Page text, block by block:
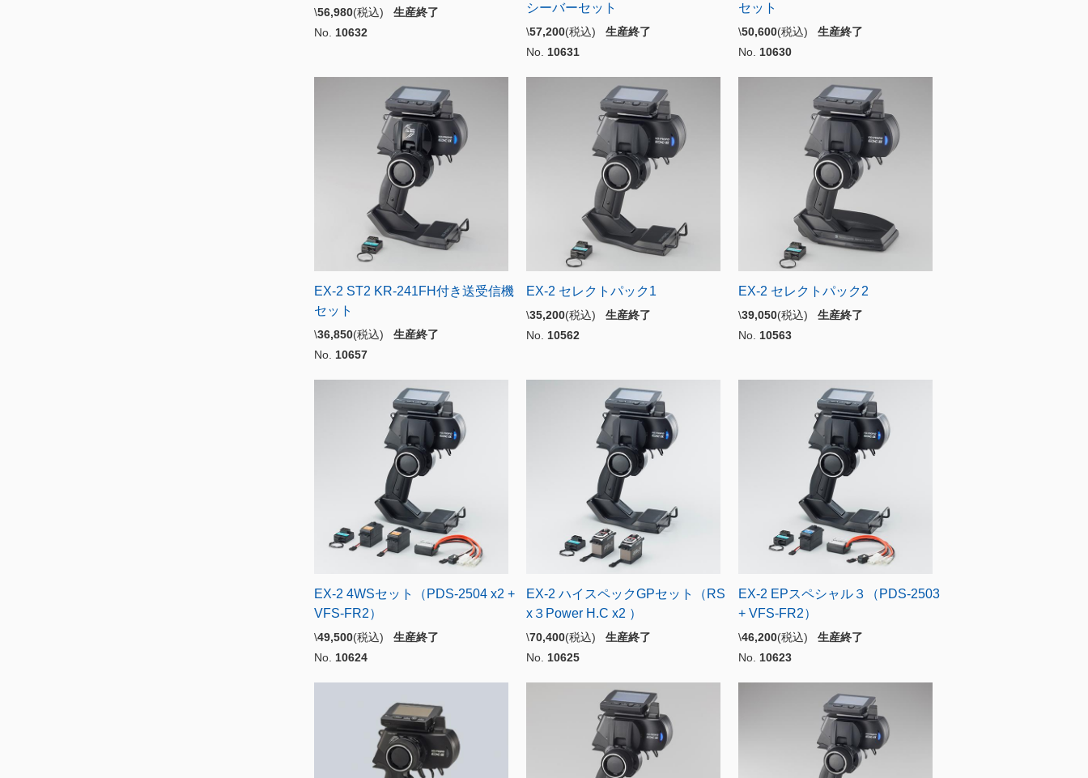
\56,980(税込) 生産終了
No. 10632
シーバーセット
\57,200(税込) 生産終了
No. 10631
セット
\50,600(税込) 生産終了
No. 10630
EX-2 ST2 KR-241FH付き送受信機
セット
\36,850(税込) 生産終了
No. 10657
EX-2 セレクトパック1
\35,200(税込) 生産終了
No. 10562
EX-2 セレクトパック2
\39,050(税込) 生産終了
No. 10563
EX-2 4WSセット（PDS-2504 x2 +
VFS-FR2）
\49,500(税込) 生産終了
No. 10624
EX-2 ハイスペックGPセット（RS
x３Power H.C x2 ）
\70,400(税込) 生産終了
No. 10625
EX-2 EPスペシャル３（PDS-2503
+ VFS-FR2）
\46,200(税込) 生産終了
No. 10623